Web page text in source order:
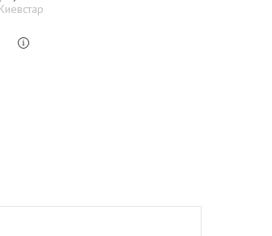
Киевстар